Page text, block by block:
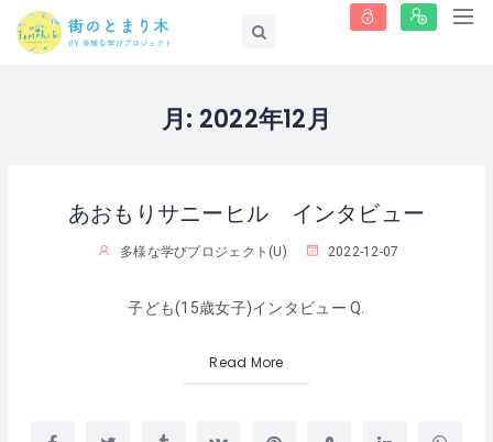
月: 2022年12月
あおもりサニーヒル インタビュー
多様な学びプロジェクト(U) 2022-12-07
子ども(15歳女子)インタビュー Q.
Read More